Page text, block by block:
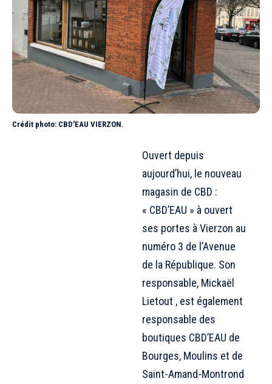
Crédit photo: CBD'EAU VIERZON.
Ouvert depuis
aujourd’hui, le nouveau
magasin de CBD :
« CBD’EAU » à ouvert
ses portes à Vierzon au
numéro 3 de l’Avenue
de la République. Son
responsable, Mickaël
Lietout , est également
responsable des
boutiques CBD’EAU de
Bourges, Moulins et de
Saint-Amand-Montrond